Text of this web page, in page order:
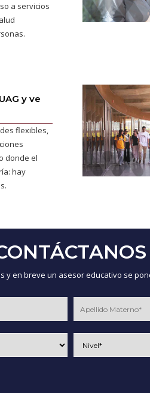
a servicios
y ve
flexibles,
donde el
hay
y en breve un asesor educativo se